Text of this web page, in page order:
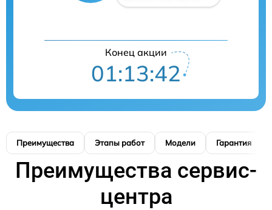
Конец акции
01:13:41
Преимущества Этапы работ Модели Гарантия
Преимущества сервис-
центра